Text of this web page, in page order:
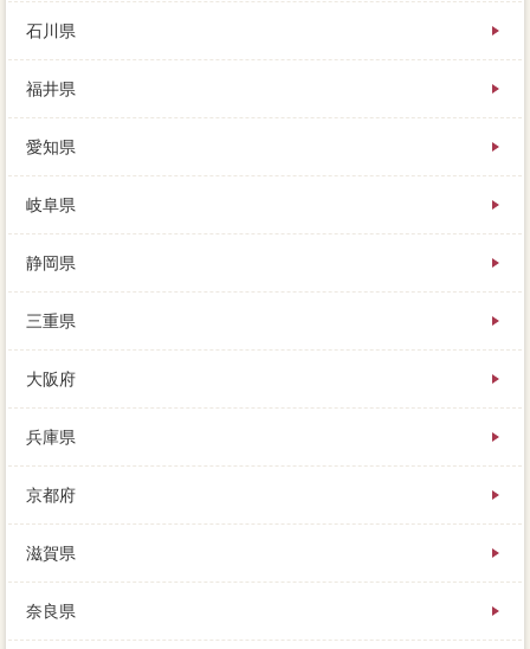
石川県
福井県
愛知県
岐阜県
静岡県
三重県
大阪府
兵庫県
京都府
滋賀県
奈良県